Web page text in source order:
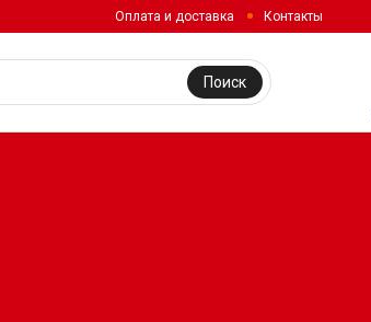
Оплата и доставка Контакты
Поиск